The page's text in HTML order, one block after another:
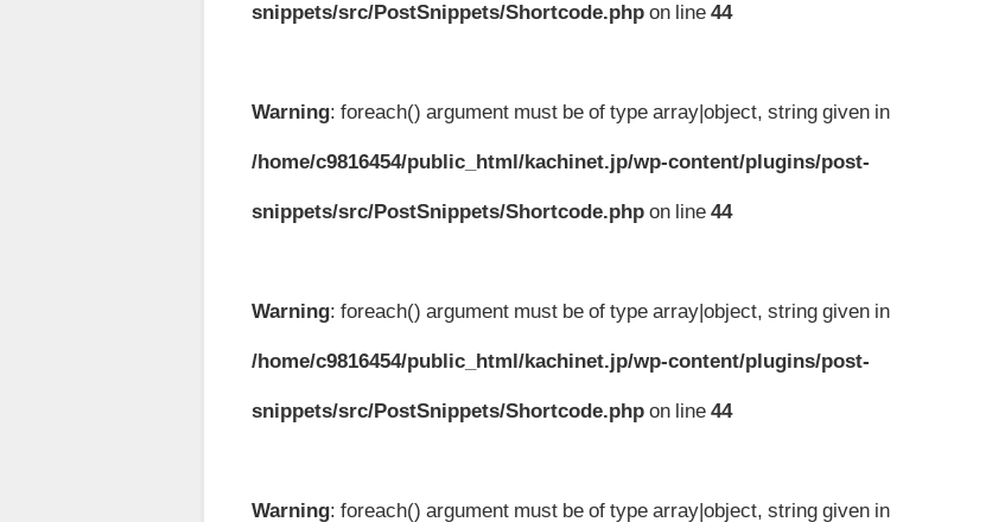
snippets/src/PostSnippets/Shortcode.php on line44
Warning: foreach() argument must be of type array|object, string given in
/home/c9816454/public_html/kachinet.jp/wp-content/plugins/post-
snippets/src/PostSnippets/Shortcode.php on line44
Warning: foreach() argument must be of type array|object, string given in
/home/c9816454/public_html/kachinet.jp/wp-content/plugins/post-
snippets/src/PostSnippets/Shortcode.php on line44
Warning: foreach() argument must be of type array|object, string given in